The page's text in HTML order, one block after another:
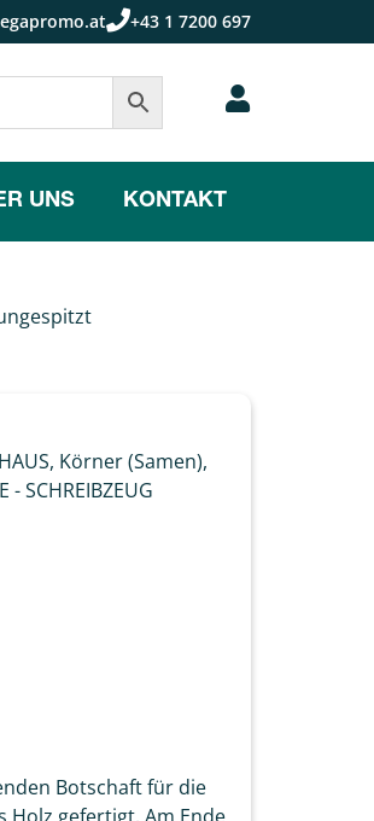
+43 1 7200 697
UNS KONTAKT
HAUS, Körner (Samen),
- SCHREIBZEUG
Botschaft für die
Holz gefertigt. Am Ende